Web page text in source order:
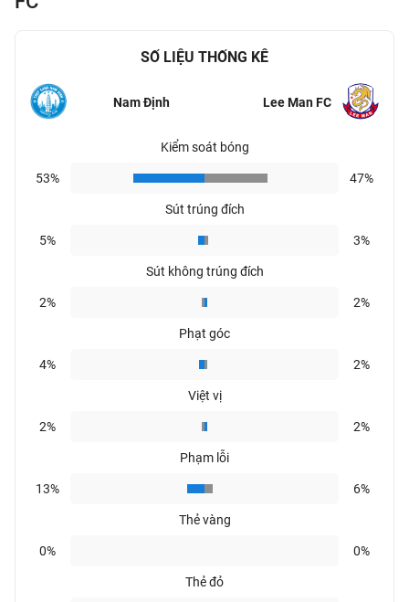
SỐ LIỆU THỐNG KÊ
Nam Định Lee Man FC
Kiểm soát bóng
53% 47%
Sút trúng đích
5% 3%
Sút không trúng đích
2% 2%
Phạt góc
4% 2%
Việt vị
2% 2%
Phạm lỗi
13% 6%
Thẻ vàng
0% 0%
Thẻ đỏ